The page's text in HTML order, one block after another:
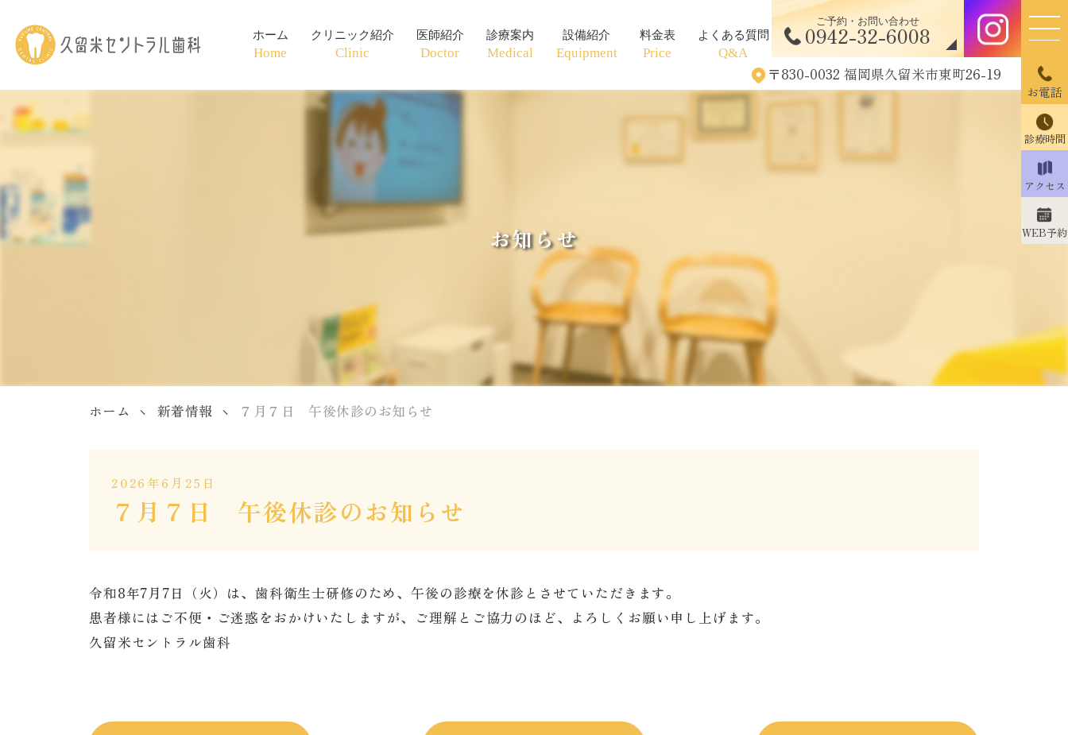
ホーム
Home
クリニック紹介
Clinic
医師紹介
Doctor
診療案内
Medical
設備紹介
Equipment
料金表
Price
よくある質問
Q&A
ご予約・お問い合わせ
0942-32-6008
〒830-0032 福岡県久留米市東町26-19
お知らせ
ホーム 新着情報 ７月７日 午後休診のお知らせ
2026年6月25日
７月７日 午後休診のお知らせ
令和8年7月7日（火）は、歯科衛生士研修のため、午後の診療を休診とさせていただきます。
患者様にはご不便・ご迷惑をおかけいたしますが、ご理解とご協力のほど、よろしくお願い申し上げます。
久留米セントラル歯科
お電話
診療時間
アクセス
WEB予約